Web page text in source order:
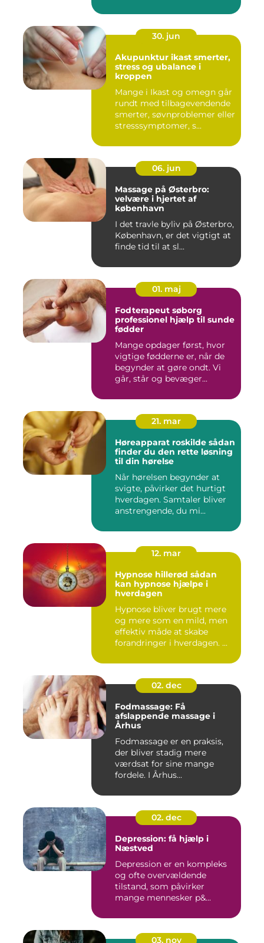
30. jun
Akupunktur ikast smerter,
stress og ubalance i
kroppen
Mange i Ikast og omegn går
rundt med tilbagevendende
smerter, søvnproblemer eller
stresssymptomer, s...
06. jun
Massage på Østerbro:
velvære i hjertet af
københavn
I det travle byliv på Østerbro,
København, er det vigtigt at
finde tid til at sl...
01. maj
Fodterapeut søborg
professionel hjælp til sunde
fødder
Mange opdager først, hvor
vigtige fødderne er, når de
begynder at gøre ondt. Vi
går, står og bevæger...
21. mar
Høreapparat roskilde sådan
finder du den rette løsning
til din hørelse
Når hørelsen begynder at
svigte, påvirker det hurtigt
hverdagen. Samtaler bliver
anstrengende, du mi...
12. mar
Hypnose hillerød sådan
kan hypnose hjælpe i
hverdagen
Hypnose bliver brugt mere
og mere som en mild, men
effektiv måde at skabe
forandringer i hverdagen. ...
02. dec
Fodmassage: Få
afslappende massage i
Århus
Fodmassage er en praksis,
der bliver stadig mere
værdsat for sine mange
fordele. I Århus...
02. dec
Depression: få hjælp i
Næstved
Depression er en kompleks
og ofte overvældende
tilstand, som påvirker
mange mennesker p&...
03. nov